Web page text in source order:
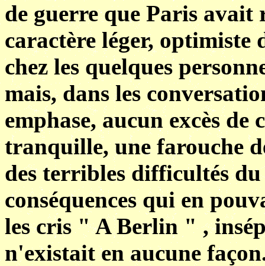
de guerre que Paris avait
caractère léger,
chez les quelques
mais, dans les
emphase, aucun excès
tranquille, une farouche
des terribles difficultés du
conséquences qui en
les cris " A Berlin " ,
n'existait en aucune